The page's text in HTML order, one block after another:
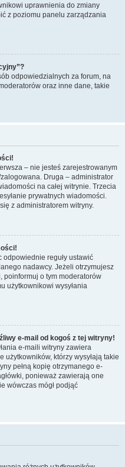
uprawnienia do zmiany
z poziomu panelu zarządzania
odpowiedzialnych za forum, na
oraz inne dane, takie
– nie jesteś zarejestrowanym
Druga – administrator
na całej witrynie. Trzecia
prywatnych wiadomości.
z administratorem witryny.
reguły ustawić
nadawcy. Jeżeli otrzymujesz
poinformuj o tym moderatorów
użytkownikowi wysyłania
e-mail od kogoś z tej witryny!
e-maili witryny zawiera
którzy wysyłają takie
pełną kopię otrzymanego e-
ponieważ zawierają one
wówczas mógł podjąć